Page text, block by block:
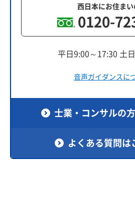
西日本にお住ま
0120-
平日9:00～17:30 土
音声ガイダンスに
士業・コンサルの
よくある質問は